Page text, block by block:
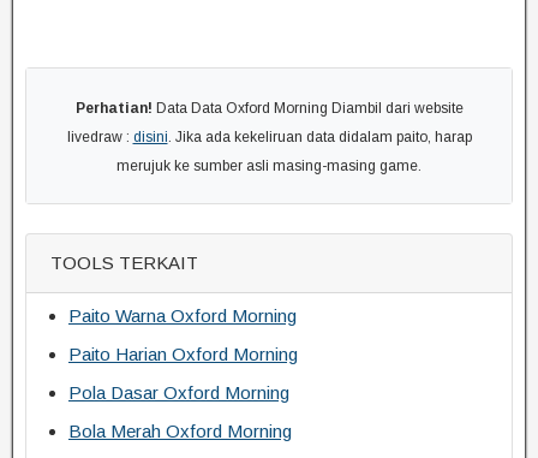
Perhatian! Data Data Oxford Morning Diambil dari website
livedraw : disini. Jika ada kekeliruan data didalam paito, harap
merujuk ke sumber asli masing-masing game.
TOOLS TERKAIT
Paito Warna Oxford Morning
Paito Harian Oxford Morning
Pola Dasar Oxford Morning
Bola Merah Oxford Morning